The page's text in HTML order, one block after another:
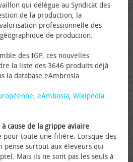
qui délègue au Syndicat des
de la production, la
professionnelle des
de production.
des IGP, ces nouvelles
la liste des 3646 produits déjà
la database eAmbrosia. .
, eAmbosia, Wikipédia
cause de la grippe aviaire
pour toute une filière. Lorsque des
pense surtout aux éleveurs qui
Mais ils ne sont pas les seuls à